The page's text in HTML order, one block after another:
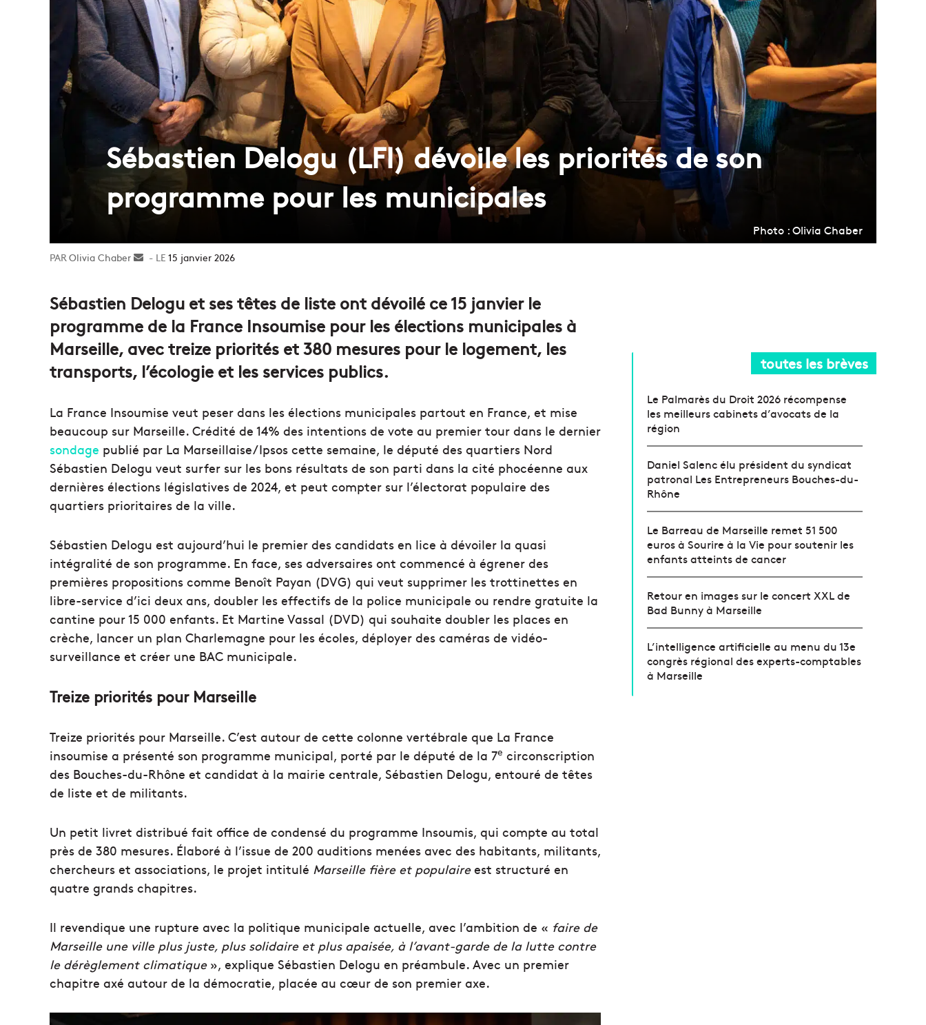
Sébastien Delogu (LFI) dévoile les priorités de son
programme pour les municipales
Photo : Olivia Chaber
Olivia Chaber
Envoyer15 janvier 2026
Sébastien Delogu et ses têtes de liste ont dévoilé ce 15 janvier le
programme de la France Insoumise pour les élections municipales à
Marseille, avec treize priorités et 380 mesures pour le logement, les
transports, l’écologie et les services publics.
La France Insoumise veut peser dans les élections municipales partout en France, et mise
beaucoup sur Marseille. Crédité de 14% des intentions de vote au premier tour dans le dernier
sondage publié par La Marseillaise/Ipsos cette semaine, le député des quartiers Nord
Sébastien Delogu veut surfer sur les bons résultats de son parti dans la cité phocéenne aux
dernières élections législatives de 2024, et peut compter sur l’électorat populaire des
quartiers prioritaires de la ville.
Sébastien Delogu est aujourd’hui le premier des candidats en lice à dévoiler la quasi
intégralité de son programme. En face, ses adversaires ont commencé à égrener des
premières propositions comme Benoît Payan (DVG) qui veut supprimer les trottinettes en
libre-service d’ici deux ans, doubler les effectifs de la police municipale ou rendre gratuite la
cantine pour 15 000 enfants. Et Martine Vassal (DVD) qui souhaite doubler les places en
crèche, lancer un plan Charlemagne pour les écoles, déployer des caméras de vidéo-
surveillance et créer une BAC municipale.
Treize priorités pour Marseille
Treize priorités pour Marseille. C’est autour de cette colonne vertébrale que La France
insoumise a présenté son programme municipal, porté par le député de la 7e circonscription
des Bouches-du-Rhône et candidat à la mairie centrale, Sébastien Delogu, entouré de têtes
de liste et de militants.
Un petit livret distribué fait office de condensé du programme Insoumis, qui compte au total
près de 380 mesures. Élaboré à l’issue de 200 auditions menées avec des habitants, militants,
chercheurs et associations, le projet intitulé Marseille fière et populaireest structuré en
quatre grands chapitres.
Il revendique une rupture avec la politique municipale actuelle, avec l’ambition de « faire de
Marseille une ville plus juste, plus solidaire et plus apaisée, à l’avant-garde de la lutte contre
le dérèglement climatique», explique Sébastien Delogu en préambule. Avec un premier
chapitre axé autour de la démocratie, placée au cœur de son premier axe.
toutes les brèves
Le Palmarès du Droit 2026 récompense
les meilleurs cabinets d’avocats de la
région
Daniel Salenc élu président du syndicat
patronal Les Entrepreneurs Bouches-du-
Rhône
Le Barreau de Marseille remet 51 500
euros à Sourire à la Vie pour soutenir les
enfants atteints de cancer
Retour en images sur le concert XXL de
Bad Bunny à Marseille
L’intelligence artificielle au menu du 13e
congrès régional des experts-comptables
à Marseille